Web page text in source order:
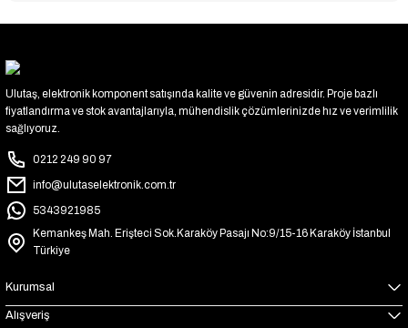
Ulutaş, elektronik komponent satışında kalite ve güvenin adresidir. Proje bazlı
fiyatlandırma ve stok avantajlarıyla, mühendislik çözümlerinizde hız ve verimlilik
sağlıyoruz.
0212 249 90 97
info@ulutaselektronik.com.tr
5343921985
Kemankeş Mah. Erişteci Sok.Karaköy Pasajı No:9/15-16 Karaköy İstanbul
Türkiye
Kurumsal
Alışveriş